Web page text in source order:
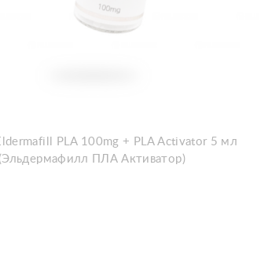
PLA 100mg + PLA Activator 5 мл
ПЛА Активатор)